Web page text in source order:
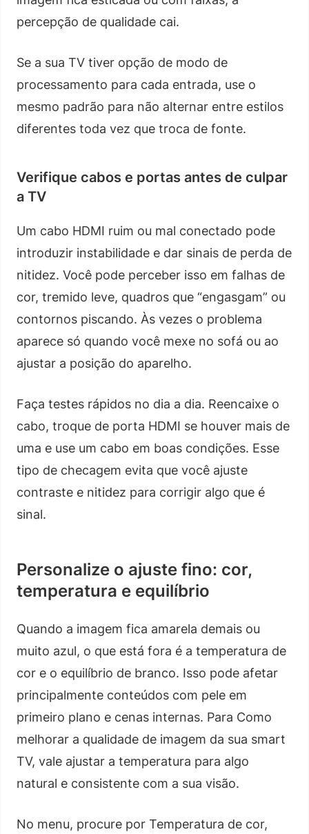
percepção de qualidade cai.
Se a sua TV tiver opção de modo de
processamento para cada entrada, use o
mesmo padrão para não alternar entre estilos
diferentes toda vez que troca de fonte.
Verifique cabos e portas antes de culpar
a TV
Um cabo HDMI ruim ou mal conectado pode
introduzir instabilidade e dar sinais de perda de
nitidez. Você pode perceber isso em falhas de
cor, tremido leve, quadros que “engasgam” ou
contornos piscando. Às vezes o problema
aparece só quando você mexe no sofá ou ao
ajustar a posição do aparelho.
Faça testes rápidos no dia a dia. Reencaixe o
cabo, troque de porta HDMI se houver mais de
uma e use um cabo em boas condições. Esse
tipo de checagem evita que você ajuste
contraste e nitidez para corrigir algo que é
sinal.
Personalize o ajuste fino: cor,
temperatura e equilíbrio
Quando a imagem fica amarela demais ou
muito azul, o que está fora é a temperatura de
cor e o equilíbrio de branco. Isso pode afetar
principalmente conteúdos com pele em
primeiro plano e cenas internas. Para Como
melhorar a qualidade de imagem da sua smart
TV, vale ajustar a temperatura para algo
natural e consistente com a sua visão.
No menu, procure por Temperatura de cor,